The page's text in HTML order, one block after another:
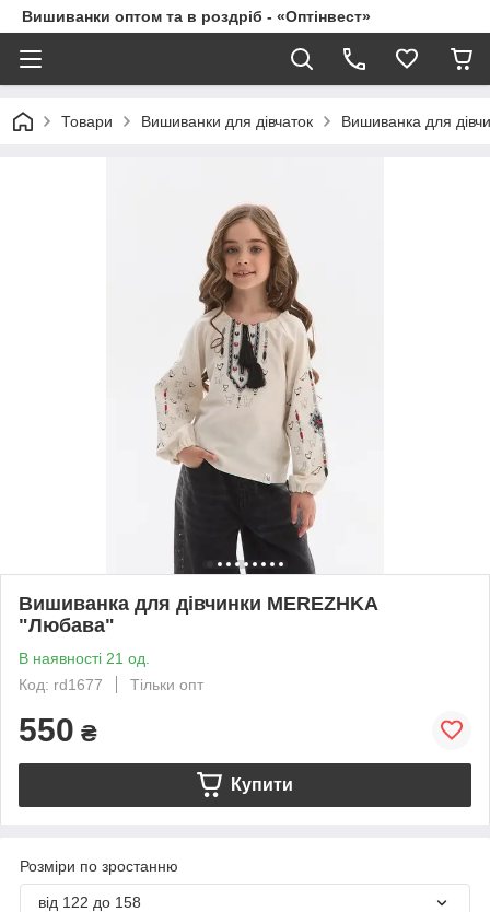
Вишиванки оптом та в роздріб - «Оптінвест»
Товари Вишиванки для дівчаток Вишиванка для
Вишиванка для дівчинки MEREZHKA
"Любава"
В наявності 21 од.
Код: rd1677
Тільки опт
550 ₴
Купити
Розміри по зростанню
від 122 до 158